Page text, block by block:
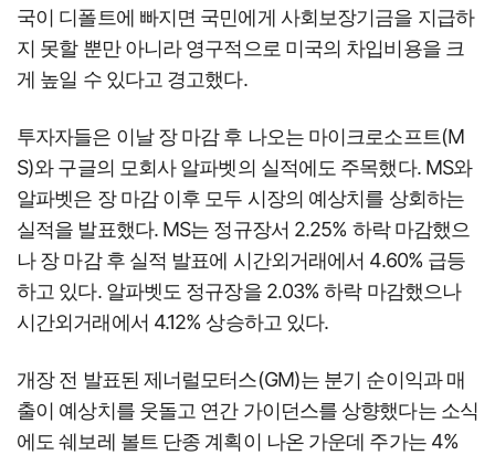
국이 디폴트에 빠지면 국민에게 사회보장기금을 지급하
지 못할 뿐만 아니라 영구적으로 미국의 차입비용을 크
게 높일 수 있다고 경고했다.
투자자들은 이날 장 마감 후 나오는 마이크로소프트(M
S)와 구글의 모회사 알파벳의 실적에도 주목했다. MS와
알파벳은 장 마감 이후 모두 시장의 예상치를 상회하는
실적을 발표했다. MS는 정규장서 2.25% 하락 마감했으
나 장 마감 후 실적 발표에 시간외거래에서 4.60% 급등
하고 있다. 알파벳도 정규장을 2.03% 하락 마감했으나
시간외거래에서 4.12% 상승하고 있다.
개장 전 발표된 제너럴모터스(GM)는 분기 순이익과 매
출이 예상치를 웃돌고 연간 가이던스를 상향했다는 소식
에도 쉐보레 볼트 단종 계획이 나온 가운데 주가는 4%